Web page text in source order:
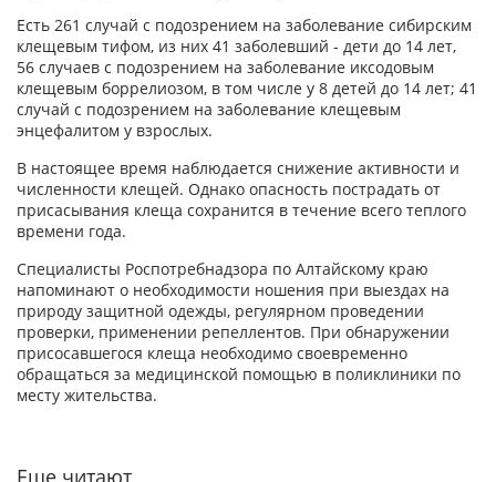
Есть 261 случай с подозрением на заболевание сибирским
клещевым тифом, из них 41 заболевший - дети до 14 лет,
56 случаев с подозрением на заболевание иксодовым
клещевым боррелиозом, в том числе у 8 детей до 14 лет; 41
случай с подозрением на заболевание клещевым
энцефалитом у взрослых.
В настоящее время наблюдается снижение активности и
численности клещей. Однако опасность пострадать от
присасывания клеща сохранится в течение всего теплого
времени года.
Специалисты Роспотребнадзора по Алтайскому краю
напоминают о необходимости ношения при выездах на
природу защитной одежды, регулярном проведении
проверки, применении репеллентов. При обнаружении
присосавшегося клеща необходимо своевременно
обращаться за медицинской помощью в поликлиники по
месту жительства.
Еще читают